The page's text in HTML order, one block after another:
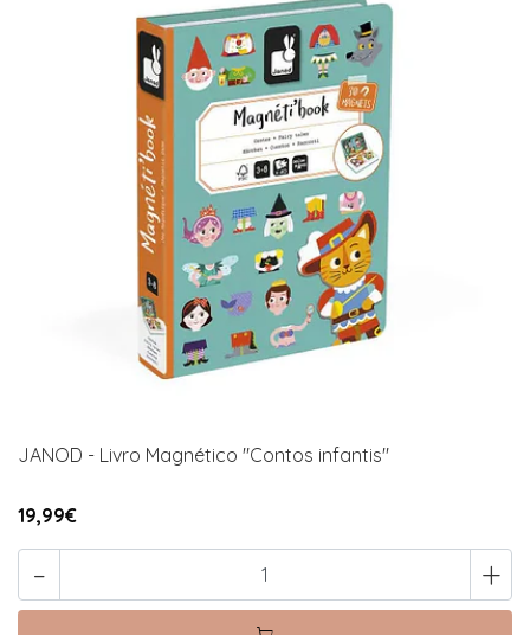
JANOD - Livro Magnético "Contos infantis"
19,99€
- +